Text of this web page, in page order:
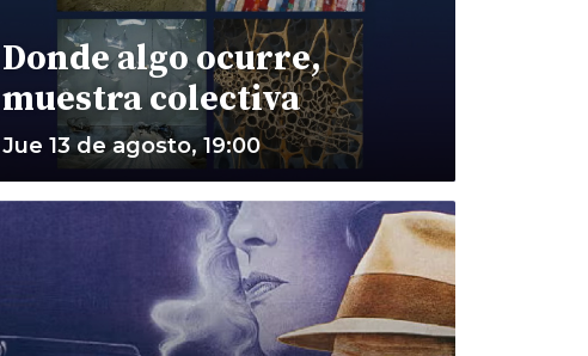
Donde algo ocurre,
muestra colectiva
Jue 13 de agosto, 19:00